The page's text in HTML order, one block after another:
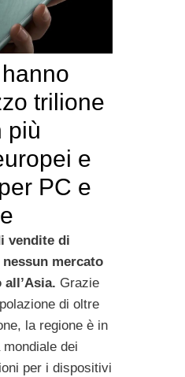
trilione
più
e
PC e
vendite di
mercato
Grazie
di oltre
la regione è in
dei
per i dispositivi